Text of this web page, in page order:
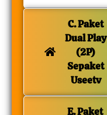
C. Paket
Dual Play
(2P)
Sepaket
Useetv
E. Paket